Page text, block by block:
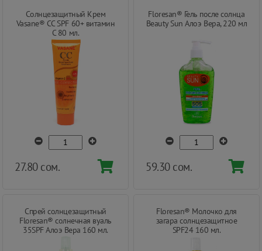
Cолнцезащитный Крем
Vasane® CC SPF 60+ витамин
С 80 мл.
27.80 сом.
Floresan® Гель после солнца
Beauty Sun Алоэ Вера, 220 мл
59.30 сом.
Cпрей солнцезащитный
Floresan® солнечная вуаль
35SPF Алоэ Вера 160 мл.
Floresan® Молочко для
загара солнцезащитное
SPF24 160 мл.